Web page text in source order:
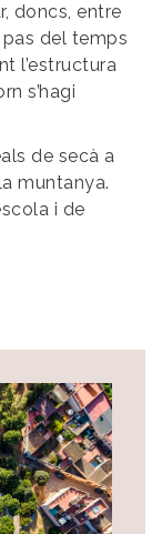
doncs, entre
del temps
l’estructura
s’hagi
de secà a
muntanya.
i de